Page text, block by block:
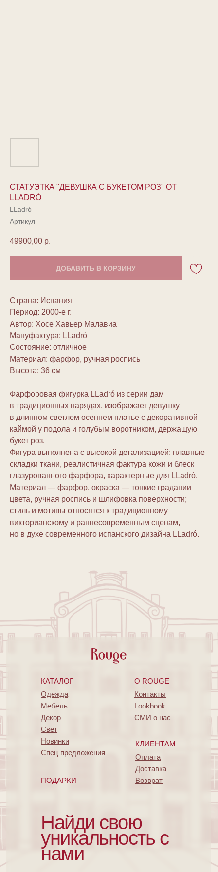
СТАТУЭТКА "ДЕВУШКА С БУКЕТОМ РОЗ" ОТ
LLADRÓ
LLadró
Артикул:
49900,00 р.
ДОБАВИТЬ В КОРЗИНУ
Страна: Испания
Период: 2000-е г.
Автор: Хосе Хавьер Малавиа
Мануфактура: LLadró
Состояние: отличное
Материал: фарфор, ручная роспись
Высота: 36 см
Фарфоровая фигурка LLadró из серии дам
в традиционных нарядах, изображает девушку
в длинном светлом осеннем платье с декоративной
каймой у подола и голубым воротником, держащую
букет роз.
Фигура выполнена с высокой детализацией: плавные
складки ткани, реалистичная фактура кожи и блеск
глазурованного фарфора, характерные для LLadró.
Материал — фарфор, окраска — тонкие градации
цвета, ручная роспись и шлифовка поверхности;
стиль и мотивы относятся к традиционному
викторианскому и раннесовременным сценам,
но в духе современного испанского дизайна LLadró.
КАТАЛОГ
ПОДАРКИ
O ROUGE
КЛИЕНТАМ
Одежда
Мебель
Декор
Свет
Новинки
Спец предложения
Контакты
Lookbook
СМИ о нас
Оплата
Доставка
Возврат
Найди свою
уникальность с
нами